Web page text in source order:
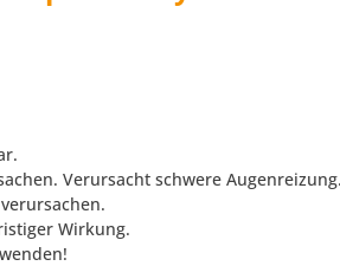
Verursacht schwere Augenreizung.
Wirkung.